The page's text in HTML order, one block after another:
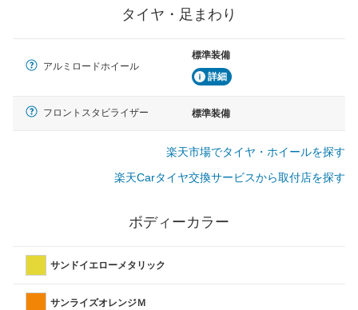
タイヤ・足まわり
アルミロードホイール
標準装備
詳細
フロントスタビライザー 標準装備
楽天市場でタイヤ・ホイールを探す
楽天Carタイヤ交換サービスから取付店を探す
ボディーカラー
サンドイエローメタリック
サンライズオレンジＭ